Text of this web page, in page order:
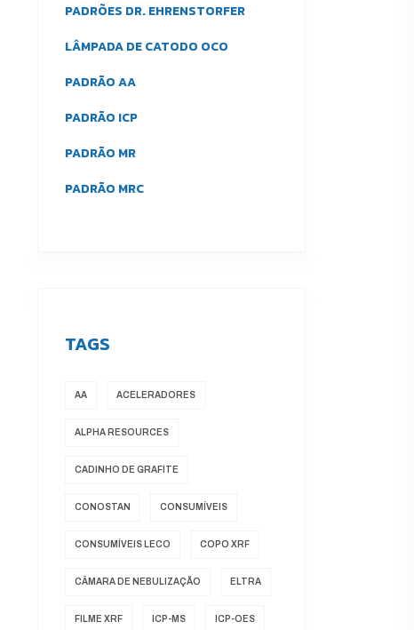
PADRÕES DR. EHRENSTORFER
LÂMPADA DE CATODO OCO
PADRÃO AA
PADRÃO ICP
PADRÃO MR
PADRÃO MRC
TAGS
AA ACELERADORES
ALPHA RESOURCES
CADINHO DE GRAFITE
CONOSTAN CONSUMÍVEIS
CONSUMÍVEIS LECO COPO XRF
CÂMARA DE NEBULIZAÇÃO ELTRA
FILME XRF ICP-MS ICP-OES